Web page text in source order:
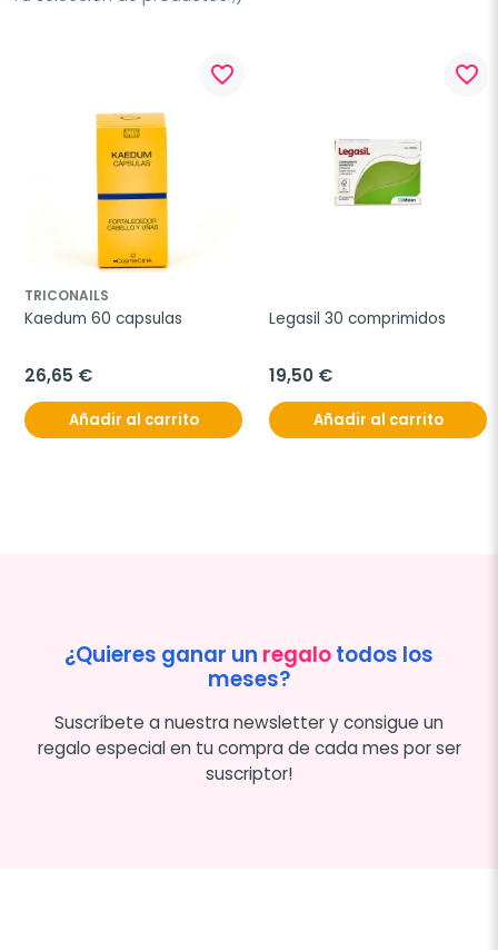
favorite_border
TRICONAILS
Kaedum 60 capsulas
26,65 €
Añadir al carrito
favorite_border
Legasil 30 comprimidos
19,50 €
Añadir al carrito
¿Quieres ganar un regalotodos los
meses?
Suscríbete a nuestra newsletter y consigue un
regalo especial en tu compra de cada mes por ser
suscriptor!